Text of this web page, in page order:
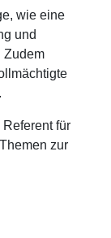
wie eine
und
Zudem
für
zur